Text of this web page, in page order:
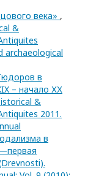
века» ,
&
archaeological
в
– начало ХХ
&
2011.
в